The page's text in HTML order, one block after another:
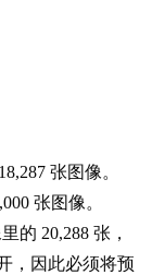
张图像。
张图像。
的 20,288 张，
，因此必须将预